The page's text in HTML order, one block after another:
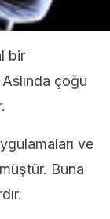
bir
çoğu
ve
Buna